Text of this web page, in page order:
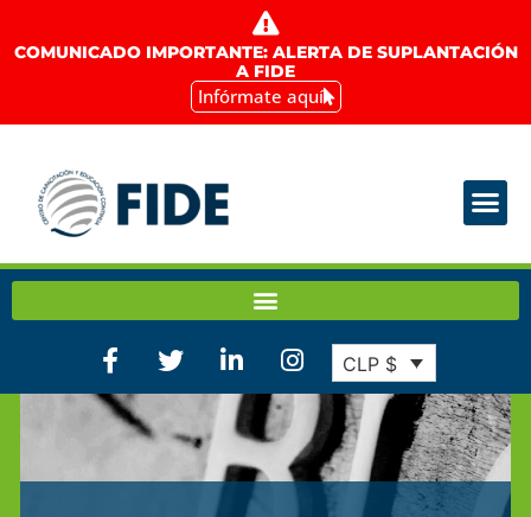
COMUNICADO IMPORTANTE: ALERTA DE SUPLANTACIÓN
A FIDE
Infórmate aquí
CLP $